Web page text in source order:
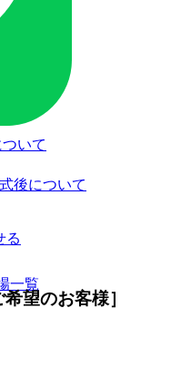
知識
いて
後について
一覧
る
望のお客様］